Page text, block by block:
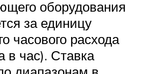
оборудования
за единицу
часового расхода
в час). Ставка